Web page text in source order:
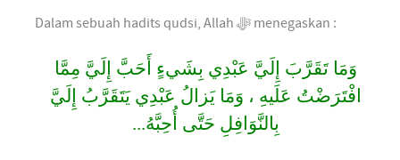
Dalam sebuah hadits qudsi, Allah ﷻ menegaskan :
وَمَا تَقَرَّبَ إِلَيَّ عَبْدِي بِشَيءٍ أَحَبَّ إِلَيَّ مِمَّا
افْتَرَضْتُ عَلَيهِ ، وَمَا يَزالُ عَبْدِي يَتَقَرَّبُ إِلَيَّ
بِالنَّوَافِلِ حَتَّى أُحِبَّهُ...